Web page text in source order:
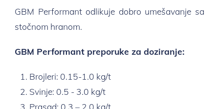
GBM Performant odlikuje dobro umešavanje sa
stočnom hranom.
GBM Performant preporuke za doziranje:
Brojleri: 0.15-1.0 kg/t
Svinje: 0.5 - 3.0 kg/t
Prasad: 0.3 – 2.0 kg/t